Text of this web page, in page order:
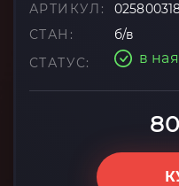
АРТИКУЛ:
СТАН:
б/в
СТАТУС:
в